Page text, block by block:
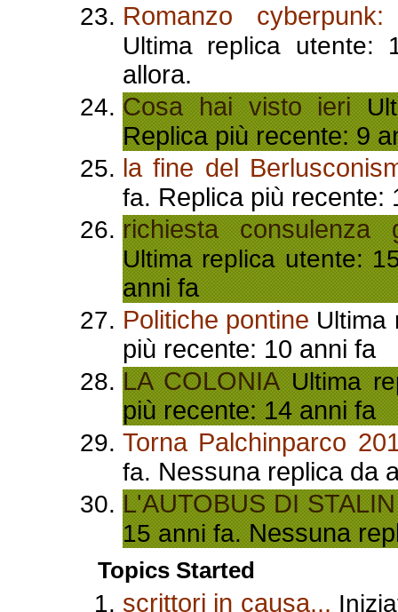
Romanzo
Ultima replica
allora.
Cosa hai visto ieri
Replica più recente: 9
la fine del
fa. Replica più recente:
richiesta consulenza
Ultima replica utente:
anni fa
Politiche pontine Ultima
più recente: 10 anni fa
LA COLONIAUltima
più recente: 14 anni fa
Torna Palchinparco
fa. Nessuna replica da
L'AUTOBUS DI
15 anni fa. Nessuna
Topics Started
scrittori in causa...